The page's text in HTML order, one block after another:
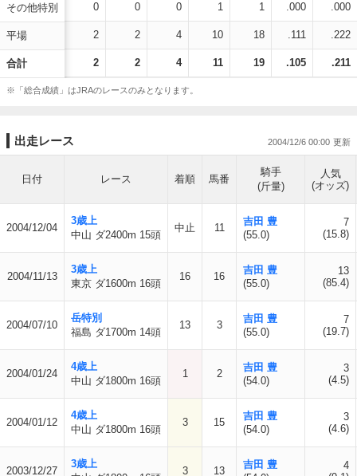
その他特別
平場
合計
0 0 0 1 1 .000 .000
2 2 4 10 18 .111 .222
2 2 4 11 19 .105 .211
※「総合成績」はJRAのレースのみとなります。
出走レース 2004/12/6 00:00
日付 レース 着順 馬番
騎手
(斤量)
人気
(オッズ)
2004/12/04
3歳上
中山 ダ2400m 15頭
中止 11
吉田 豊
(55.0)
7
(15.8)
2004/11/13
3歳上
東京 ダ1600m 16頭
16 16
吉田 豊
(55.0)
13
(85.4)
2004/07/10
岳特別
福島 ダ1700m 14頭
13 3
吉田 豊
(55.0)
7
(19.7)
2004/01/24
4歳上
中山 ダ1800m 16頭
1 2
吉田 豊
(54.0)
3
(4.5)
2004/01/12
4歳上
中山 ダ1800m 16頭
3 15
吉田 豊
(54.0)
3
(4.6)
2003/12/27
3歳上
3 13
吉田 豊
4